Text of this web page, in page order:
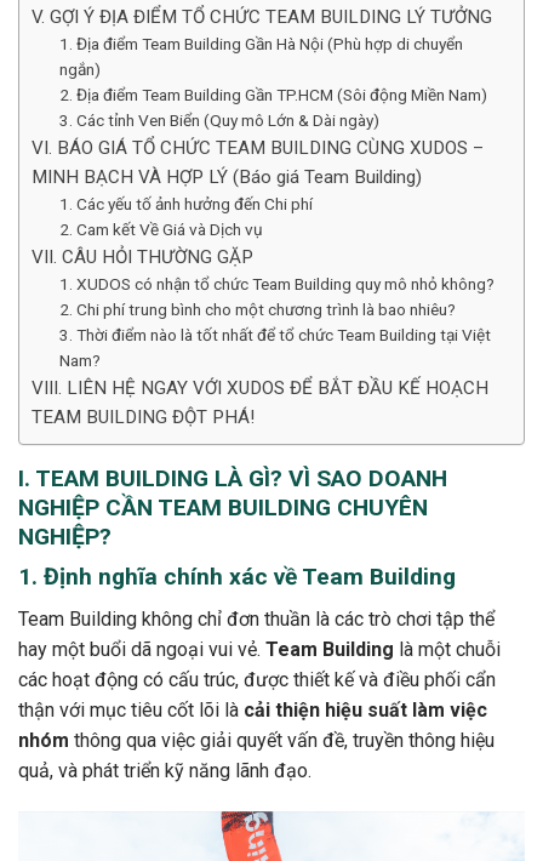
V. GỢI Ý ĐỊA ĐIỂM TỔ CHỨC TEAM BUILDING LÝ TƯỞNG
1. Địa điểm Team Building Gần Hà Nội (Phù hợp di chuyển
ngắn)
2. Địa điểm Team Building Gần TP.HCM (Sôi động Miền Nam)
3. Các tỉnh Ven Biển (Quy mô Lớn & Dài ngày)
VI. BÁO GIÁ TỔ CHỨC TEAM BUILDING CÙNG XUDOS –
MINH BẠCH VÀ HỢP LÝ (Báo giá Team Building)
1. Các yếu tố ảnh hưởng đến Chi phí
2. Cam kết Về Giá và Dịch vụ
VII. CÂU HỎI THƯỜNG GẶP
1. XUDOS có nhận tổ chức Team Building quy mô nhỏ không?
2. Chi phí trung bình cho một chương trình là bao nhiêu?
3. Thời điểm nào là tốt nhất để tổ chức Team Building tại Việt
Nam?
VIII. LIÊN HỆ NGAY VỚI XUDOS ĐỂ BẮT ĐẦU KẾ HOẠCH
TEAM BUILDING ĐỘT PHÁ!
I. TEAM BUILDING LÀ GÌ? VÌ SAO DOANH
NGHIỆP CẦN TEAM BUILDING CHUYÊN
NGHIỆP?
1. Định nghĩa chính xác về Team Building
Team Building không chỉ đơn thuần là các trò chơi tập thể
hay một buổi dã ngoại vui vẻ. Team Building là một chuỗi
các hoạt động có cấu trúc, được thiết kế và điều phối cẩn
thận với mục tiêu cốt lõi là cải thiện hiệu suất làm việc
nhóm thông qua việc giải quyết vấn đề, truyền thông hiệu
quả, và phát triển kỹ năng lãnh đạo.